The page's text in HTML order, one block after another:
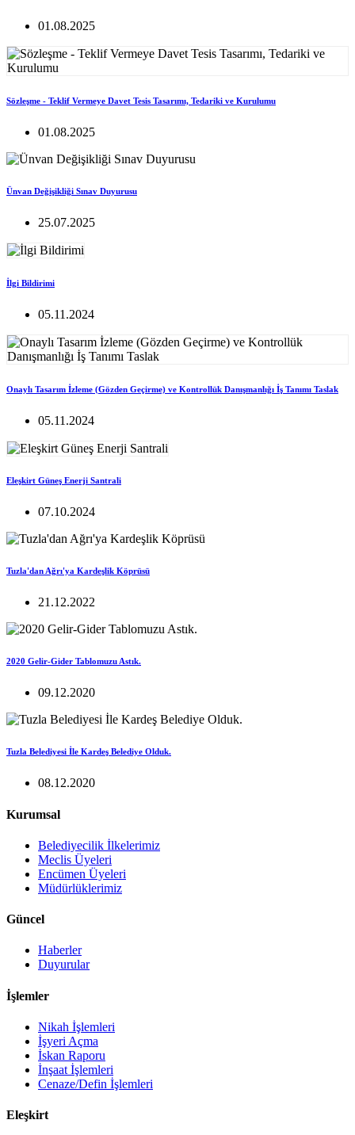
01.08.2025
Sözleşme - Teklif Vermeye Davet Tesis Tasarımı, Tedariki ve Kurulumu
01.08.2025
Ünvan Değişikliği Sınav Duyurusu
25.07.2025
İlgi Bildirimi
05.11.2024
Onaylı Tasarım İzleme (Gözden Geçirme) ve Kontrollük Danışmanlığı İş Tanımı Taslak
05.11.2024
Eleşkirt Güneş Enerji Santrali
07.10.2024
Tuzla'dan Ağrı'ya Kardeşlik Köprüsü
21.12.2022
2020 Gelir-Gider Tablomuzu Astık.
09.12.2020
Tuzla Belediyesi İle Kardeş Belediye Olduk.
08.12.2020
Kurumsal
Belediyecilik İlkelerimiz
Meclis Üyeleri
Encümen Üyeleri
Müdürlüklerimiz
Güncel
Haberler
Duyurular
İşlemler
Nikah İşlemleri
İşyeri Açma
İskan Raporu
İnşaat İşlemleri
Cenaze/Defin İşlemleri
Eleşkirt